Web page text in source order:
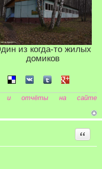
из когда-то жилых
домиков
в Diggв Reddit
Поделиться в Delicious
Поделиться в VK
Поделиться в
Поделиться
и отчёты на сайте
Цитата